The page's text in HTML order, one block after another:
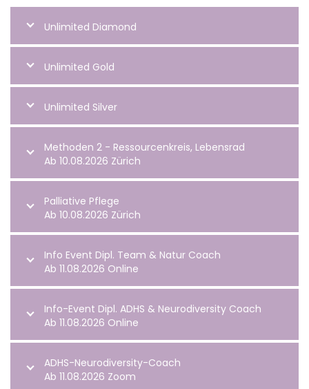
Unlimited Diamond
Unlimited Gold
Unlimited Silver
Methoden 2 - Ressourcenkreis, Lebensrad
Ab 10.08.2026 Zürich
Palliative Pflege
Ab 10.08.2026 Zürich
Info Event Dipl. Team & Natur Coach
Ab 11.08.2026 Online
Info-Event Dipl. ADHS & Neurodiversity Coach
Ab 11.08.2026 Online
ADHS-Neurodiversity-Coach
Ab 11.08.2026 Zoom